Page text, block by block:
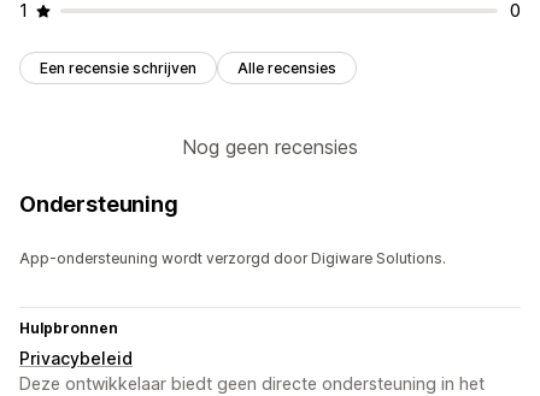
1 0
Een recensie schrijven Alle recensies
Nog geen recensies
Ondersteuning
App-ondersteuning wordt verzorgd door Digiware Solutions.
Hulpbronnen
Privacybeleid
Deze ontwikkelaar biedt geen directe ondersteuning in het